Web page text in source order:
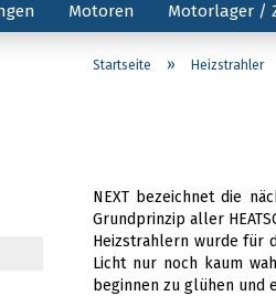
Motoren Motorlager /
Startseite » Heizstrahler
NEXT bezeichnet die
Grundprinzip aller
Heizstrahlern wurde für
Licht nur noch kaum
beginnen zu glühen und